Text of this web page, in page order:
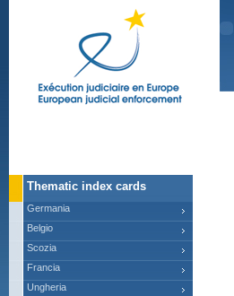
Thematic index cards
Germania
Belgio
Scozia
Francia
Ungheria